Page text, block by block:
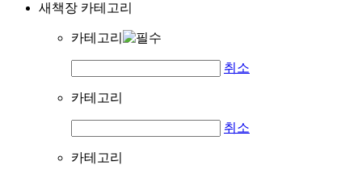
새책장 카테고리
카테고리
취소
카테고리
취소
카테고리